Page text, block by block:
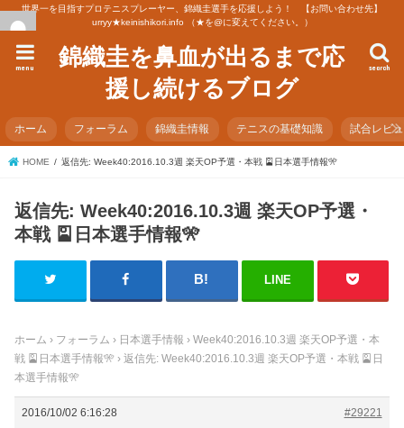
世界一を目指すプロテニスプレーヤー、錦織圭選手を応援しよう！ 【お問い合わせ先】
urryy★keinishikori.info （★を@に変えてください。）
錦織圭を鼻血が出るまで応
援し続けるブログ
search
menu
ホーム フォーラム 錦織圭情報 テニスの基礎知識 試合レビ
HOME 返信先: Week40:2016.10.3週 楽天OP予選・本戦 🎴日本選手情報🎌
返信先: Week40:2016.10.3週 楽天OP予選・
本戦 🎴日本選手情報🎌
LINE
ホーム › フォーラム › 日本選手情報 › Week40:2016.10.3週 楽天OP予選・本
戦 🎴日本選手情報🎌 › 返信先: Week40:2016.10.3週 楽天OP予選・本戦 🎴日
本選手情報🎌
2016/10/02 6:16:28
#29221